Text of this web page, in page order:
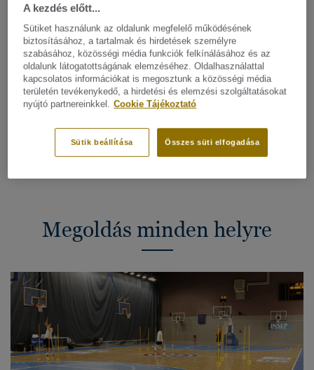
képviselői számára, hogy eddzenek, jól érezzék magukat,
és megvalósítsák személyes céljaikat. A padlóburkolat
segítő szerepet tölt be a biztonság garantálásával, a
komfort biztosításával és a sportteljesítmény javításával.
A PVC-től és a linóleumtól kezdve a szalagparketta
felületekig, a sportburkolati megoldások széles körét
kínáljuk a sporttevékenységek egyes szintjei által
végzett testmozgástól és a szabadidős tevékenységektől
Megoldás minden helyre
A kezdés előtt...
Sütiket használunk az oldalunk megfelelő működésének
biztosításához, a tartalmak és hirdetések személyre
szabásához, közösségi média funkciók felkínálásához és az
oldalunk látogatottságának elemzéséhez. Oldalhasználattal
kapcsolatos információkat is megosztunk a közösségi média
területén tevékenykedő, a hirdetési és elemzési szolgáltatásokat
nyújtó partnereinkkel. Cookie Tájékoztató
Összes süti elfogadása
Sütik beállítása